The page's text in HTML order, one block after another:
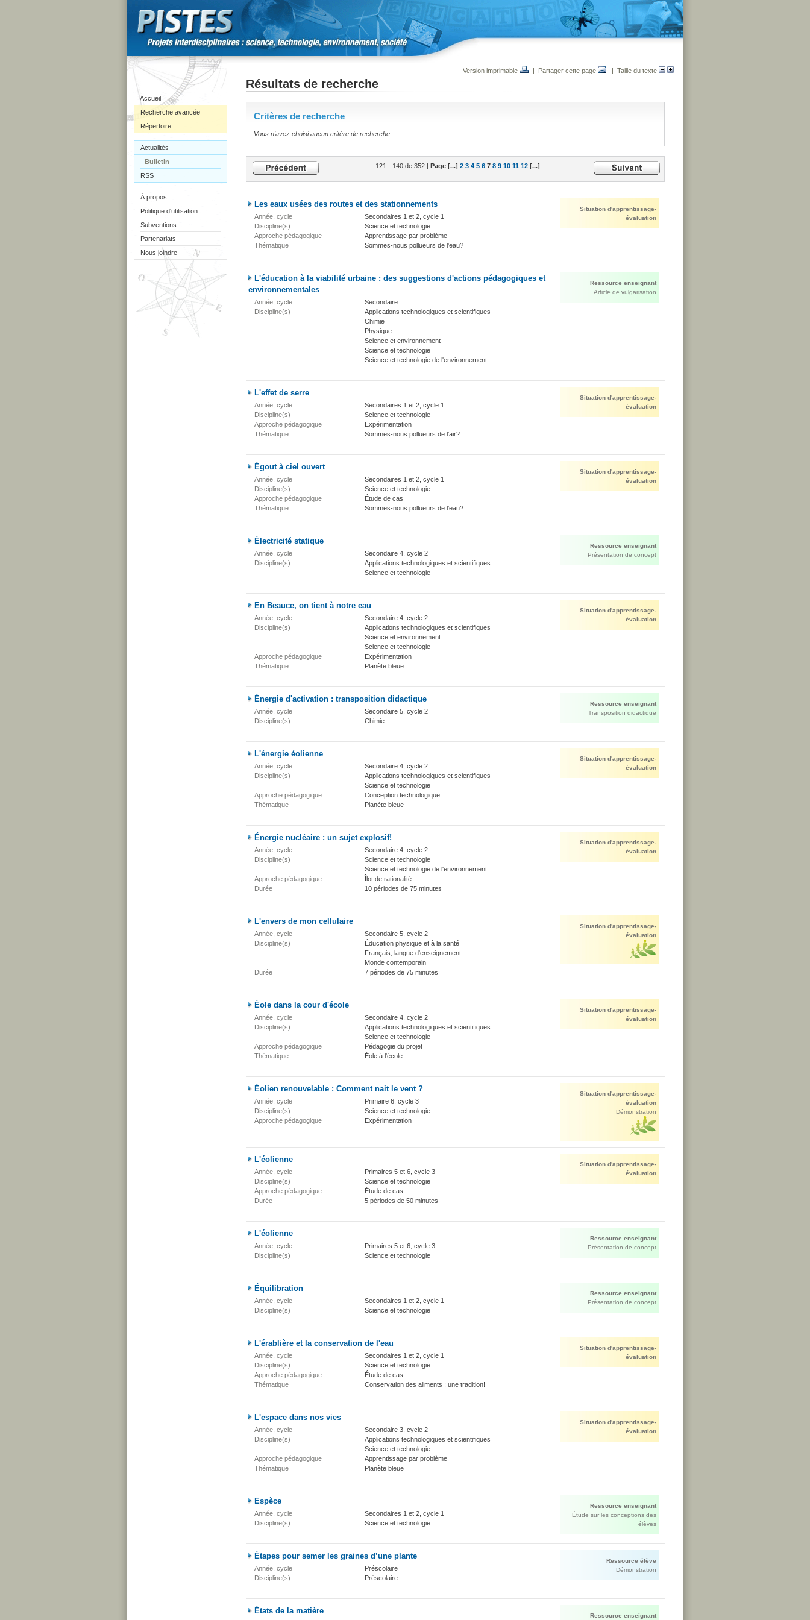
Accueil
Recherche avancée
Répertoire
Actualités
Bulletin
RSS
À propos
Politique d'utilisation
Subventions
Partenariats
Nous joindre
Version imprimable | Partager cette page | Taille du texte
Résultats de recherche
Critères de recherche
Vous n'avez choisi aucun critère de recherche.
121 - 140 de 352 | Page [...] 2 3 4 5 67 8 9 10 11 12[...]
Les eaux usées des routes et des stationnements
Année, cycle
Secondaires 1 et 2, cycle 1
Discipline(s)
Science et technologie
Approche pédagogique
Apprentissage par problème
Thématique
Sommes-nous pollueurs de l'eau?
Situation d'apprentissage-
évaluation
L'éducation à la viabilité urbaine : des suggestions d'actions pédagogiques et
environnementales
Année, cycle
Secondaire
Discipline(s)
Applications technologiques et scientifiques
Chimie
Physique
Science et environnement
Science et technologie
Science et technologie de l'environnement
Ressource enseignant
Article de vulgarisation
L'effet de serre
Année, cycle
Secondaires 1 et 2, cycle 1
Discipline(s)
Science et technologie
Approche pédagogique
Expérimentation
Thématique
Sommes-nous pollueurs de l'air?
Situation d'apprentissage-
évaluation
Égout à ciel ouvert
Année, cycle
Secondaires 1 et 2, cycle 1
Discipline(s)
Science et technologie
Approche pédagogique
Étude de cas
Thématique
Sommes-nous pollueurs de l'eau?
Situation d'apprentissage-
évaluation
Électricité statique
Année, cycle
Secondaire 4, cycle 2
Discipline(s)
Applications technologiques et scientifiques
Science et technologie
Ressource enseignant
Présentation de concept
En Beauce, on tient à notre eau
Année, cycle
Secondaire 4, cycle 2
Discipline(s)
Applications technologiques et scientifiques
Science et environnement
Science et technologie
Approche pédagogique
Expérimentation
Thématique
Planète bleue
Situation d'apprentissage-
évaluation
Énergie d'activation : transposition didactique
Année, cycle
Secondaire 5, cycle 2
Discipline(s)
Chimie
Ressource enseignant
Transposition didactique
L'énergie éolienne
Année, cycle
Secondaire 4, cycle 2
Discipline(s)
Applications technologiques et scientifiques
Science et technologie
Approche pédagogique
Conception technologique
Thématique
Planète bleue
Situation d'apprentissage-
évaluation
Énergie nucléaire : un sujet explosif!
Année, cycle
Secondaire 4, cycle 2
Discipline(s)
Science et technologie
Science et technologie de l'environnement
Approche pédagogique
Îlot de rationalité
Durée
10 périodes de 75 minutes
Situation d'apprentissage-
évaluation
L'envers de mon cellulaire
Année, cycle
Secondaire 5, cycle 2
Discipline(s)
Éducation physique et à la santé
Français, langue d'enseignement
Monde contemporain
Durée
7 périodes de 75 minutes
Situation d'apprentissage-
évaluation
Éole dans la cour d'école
Année, cycle
Secondaire 4, cycle 2
Discipline(s)
Applications technologiques et scientifiques
Science et technologie
Approche pédagogique
Pédagogie du projet
Thématique
Éole à l'école
Situation d'apprentissage-
évaluation
Éolien renouvelable : Comment nait le vent ?
Année, cycle
Primaire 6, cycle 3
Discipline(s)
Science et technologie
Approche pédagogique
Expérimentation
Situation d'apprentissage-
évaluation
Démonstration
L'éolienne
Année, cycle
Primaires 5 et 6, cycle 3
Discipline(s)
Science et technologie
Approche pédagogique
Étude de cas
Durée
5 périodes de 50 minutes
Situation d'apprentissage-
évaluation
L'éolienne
Année, cycle
Primaires 5 et 6, cycle 3
Discipline(s)
Science et technologie
Ressource enseignant
Présentation de concept
Équilibration
Année, cycle
Secondaires 1 et 2, cycle 1
Discipline(s)
Science et technologie
Ressource enseignant
Présentation de concept
L'érablière et la conservation de l'eau
Année, cycle
Secondaires 1 et 2, cycle 1
Discipline(s)
Science et technologie
Approche pédagogique
Étude de cas
Thématique
Conservation des aliments : une tradition!
Situation d'apprentissage-
évaluation
L'espace dans nos vies
Année, cycle
Secondaire 3, cycle 2
Discipline(s)
Applications technologiques et scientifiques
Science et technologie
Approche pédagogique
Apprentissage par problème
Thématique
Planète bleue
Situation d'apprentissage-
évaluation
Espèce
Année, cycle
Secondaires 1 et 2, cycle 1
Discipline(s)
Science et technologie
Ressource enseignant
Étude sur les conceptions des
élèves
Étapes pour semer les graines d’une plante
Année, cycle
Préscolaire
Discipline(s)
Préscolaire
Ressource élève
Démonstration
États de la matière
Ressource enseignant